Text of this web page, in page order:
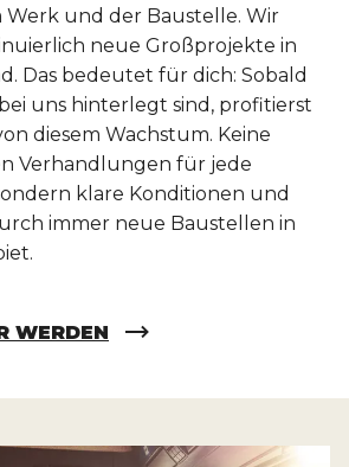
Werk und der Baustelle. Wir
neue Großprojekte in
Das bedeutet für dich: Sobald
uns hinterlegt sind, profitierst
diesem Wachstum. Keine
Verhandlungen für jede
klare Konditionen und
immer neue Baustellen in
WERDEN